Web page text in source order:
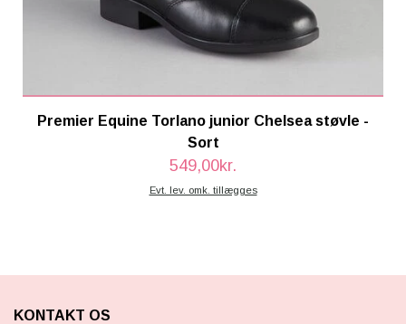
Premier Equine Torlano junior Chelsea støvle -
Sort
549,00kr.
Evt. lev. omk. tillægges
KONTAKT OS